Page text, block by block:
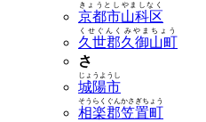
京都市山科区
きょうとしやましなく
久世郡久御山町
くせぐんくみやまちょう
さ
城陽市
じょうようし
相楽郡笠置町
そうらくぐんかさぎちょう